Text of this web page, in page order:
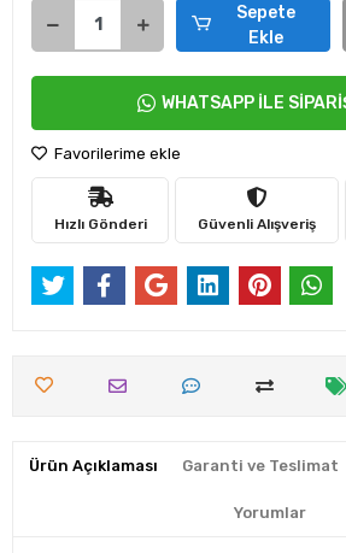
Sepete
Ekle
WHATSAPP İLE
Favorilerime ekle
Hızlı Gönderi Güvenli Alışveriş
Ürün Açıklaması Garanti ve Teslimat
Yorumlar